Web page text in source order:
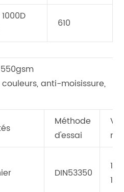
610
anti-moisissure,
Méthode
d'essai
DIN53350